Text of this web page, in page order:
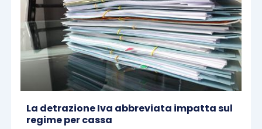
La detrazione Iva abbreviata impatta sul
regime per cassa